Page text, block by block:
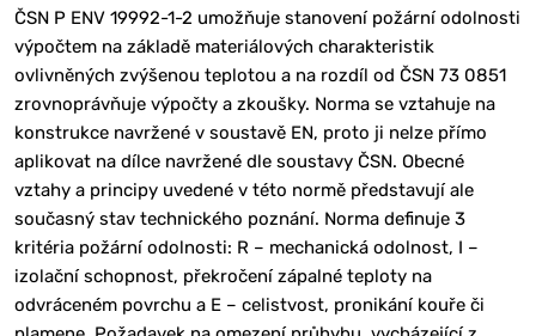
ČSN P ENV 19992-1-2 umožňuje stanovení požární odolnosti
výpočtem na základě materiálových charakteristik
ovlivněných zvýšenou teplotou a na rozdíl od ČSN 73 0851
zrovnoprávňuje výpočty a zkoušky. Norma se vztahuje na
konstrukce navržené v soustavě EN, proto ji nelze přímo
aplikovat na dílce navržené dle soustavy ČSN. Obecné
vztahy a principy uvedené v této normě představují ale
současný stav technického poznání. Norma definuje 3
kritéria požární odolnosti: R – mechanická odolnost, I –
izolační schopnost, překročení zápalné teploty na
odvráceném povrchu a E – celistvost, pronikání kouře či